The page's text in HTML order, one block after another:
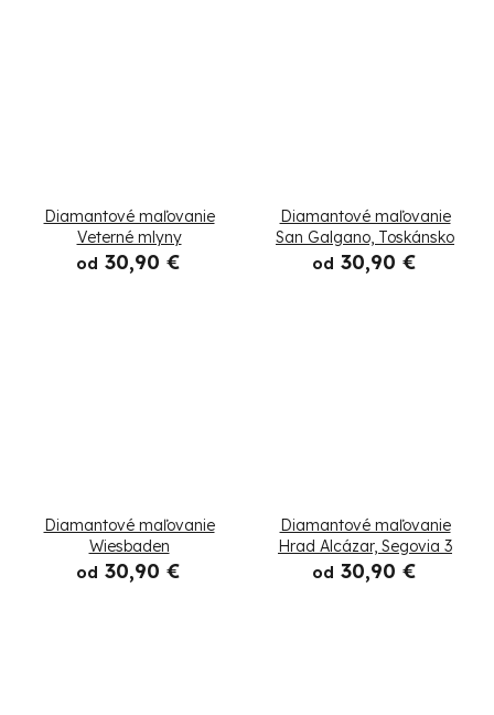
Diamantové maľovanie
Veterné mlyny
od 30,90 €
Diamantové maľovanie
San Galgano, Toskánsko
od 30,90 €
Diamantové maľovanie
Wiesbaden
od 30,90 €
Diamantové maľovanie
Hrad Alcázar, Segovia 3
od 30,90 €